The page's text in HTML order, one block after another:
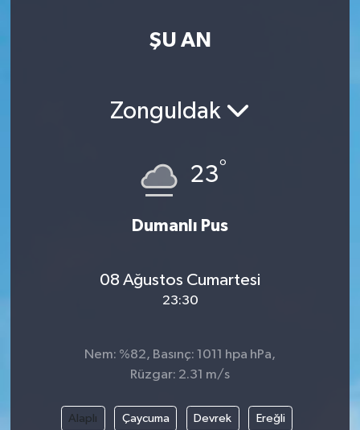
ŞU AN
Zonguldak
23°
Dumanlı Pus
08 Ağustos Cumartesi
23:30
Nem: %82, Basınç: 1011 hpa hPa,
Rüzgar: 2.31 m/s
Alaplı Çaycuma Devrek Ereğli